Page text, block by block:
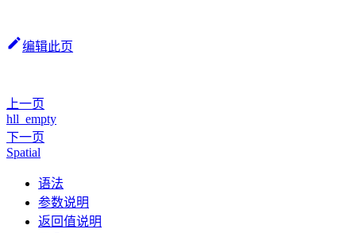
编辑此页
上一页
hll_empty
下一页
Spatial
语法
参数说明
返回值说明